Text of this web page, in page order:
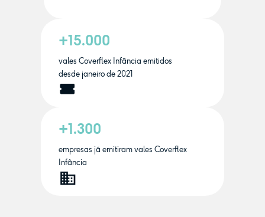
+15.000
vales Coverflex Infância emitidos
desde janeiro de 2021
+1.300
empresas já emitiram vales Coverflex
Infância